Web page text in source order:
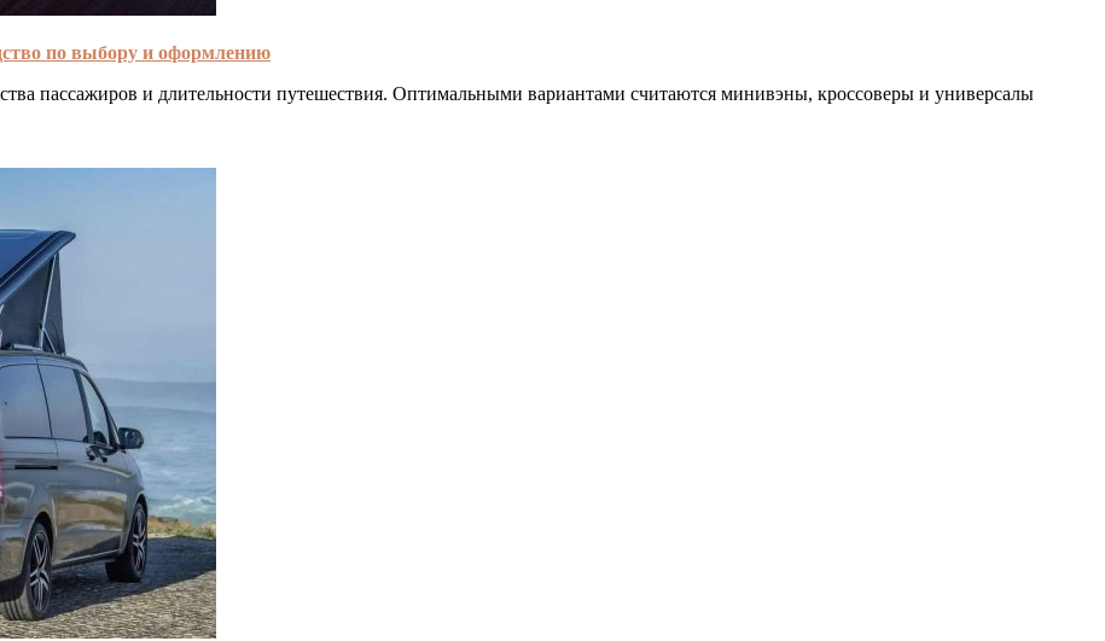
по выбору и оформлению
пассажиров и длительности путешествия. Оптимальными вариантами считаются минивэны, кроссоверы и универсалы